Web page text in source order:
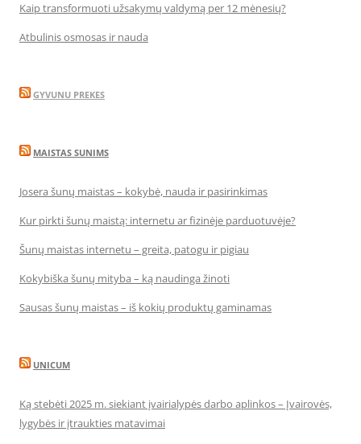
Kaip transformuoti užsakymų valdymą per 12 mėnesių?
Atbulinis osmosas ir nauda
GYVUNU PREKES
MAISTAS SUNIMS
Josera šunų maistas – kokybė, nauda ir pasirinkimas
Kur pirkti šunų maistą: internetu ar fizinėje parduotuvėje?
Šunų maistas internetu – greita, patogu ir pigiau
Kokybiška šunų mityba – ką naudinga žinoti
Sausas šunų maistas – iš kokių produktų gaminamas
UNICUM
Ką stebėti 2025 m. siekiant įvairialypės darbo aplinkos – Įvairovės,
lygybės ir įtraukties matavimai